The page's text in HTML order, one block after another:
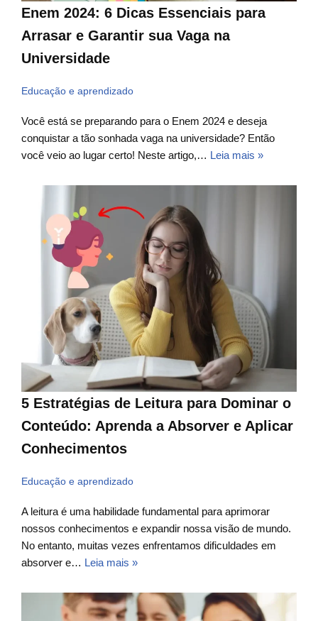
Enem 2024: 6 Dicas Essenciais para
Arrasar e Garantir sua Vaga na
Universidade
Educação e aprendizado
Você está se preparando para o Enem 2024 e deseja
conquistar a tão sonhada vaga na universidade? Então
você veio ao lugar certo! Neste artigo,… Leia mais »
5 Estratégias de Leitura para Dominar o
Conteúdo: Aprenda a Absorver e Aplicar
Conhecimentos
Educação e aprendizado
A leitura é uma habilidade fundamental para aprimorar
nossos conhecimentos e expandir nossa visão de mundo.
No entanto, muitas vezes enfrentamos dificuldades em
absorver e… Leia mais »